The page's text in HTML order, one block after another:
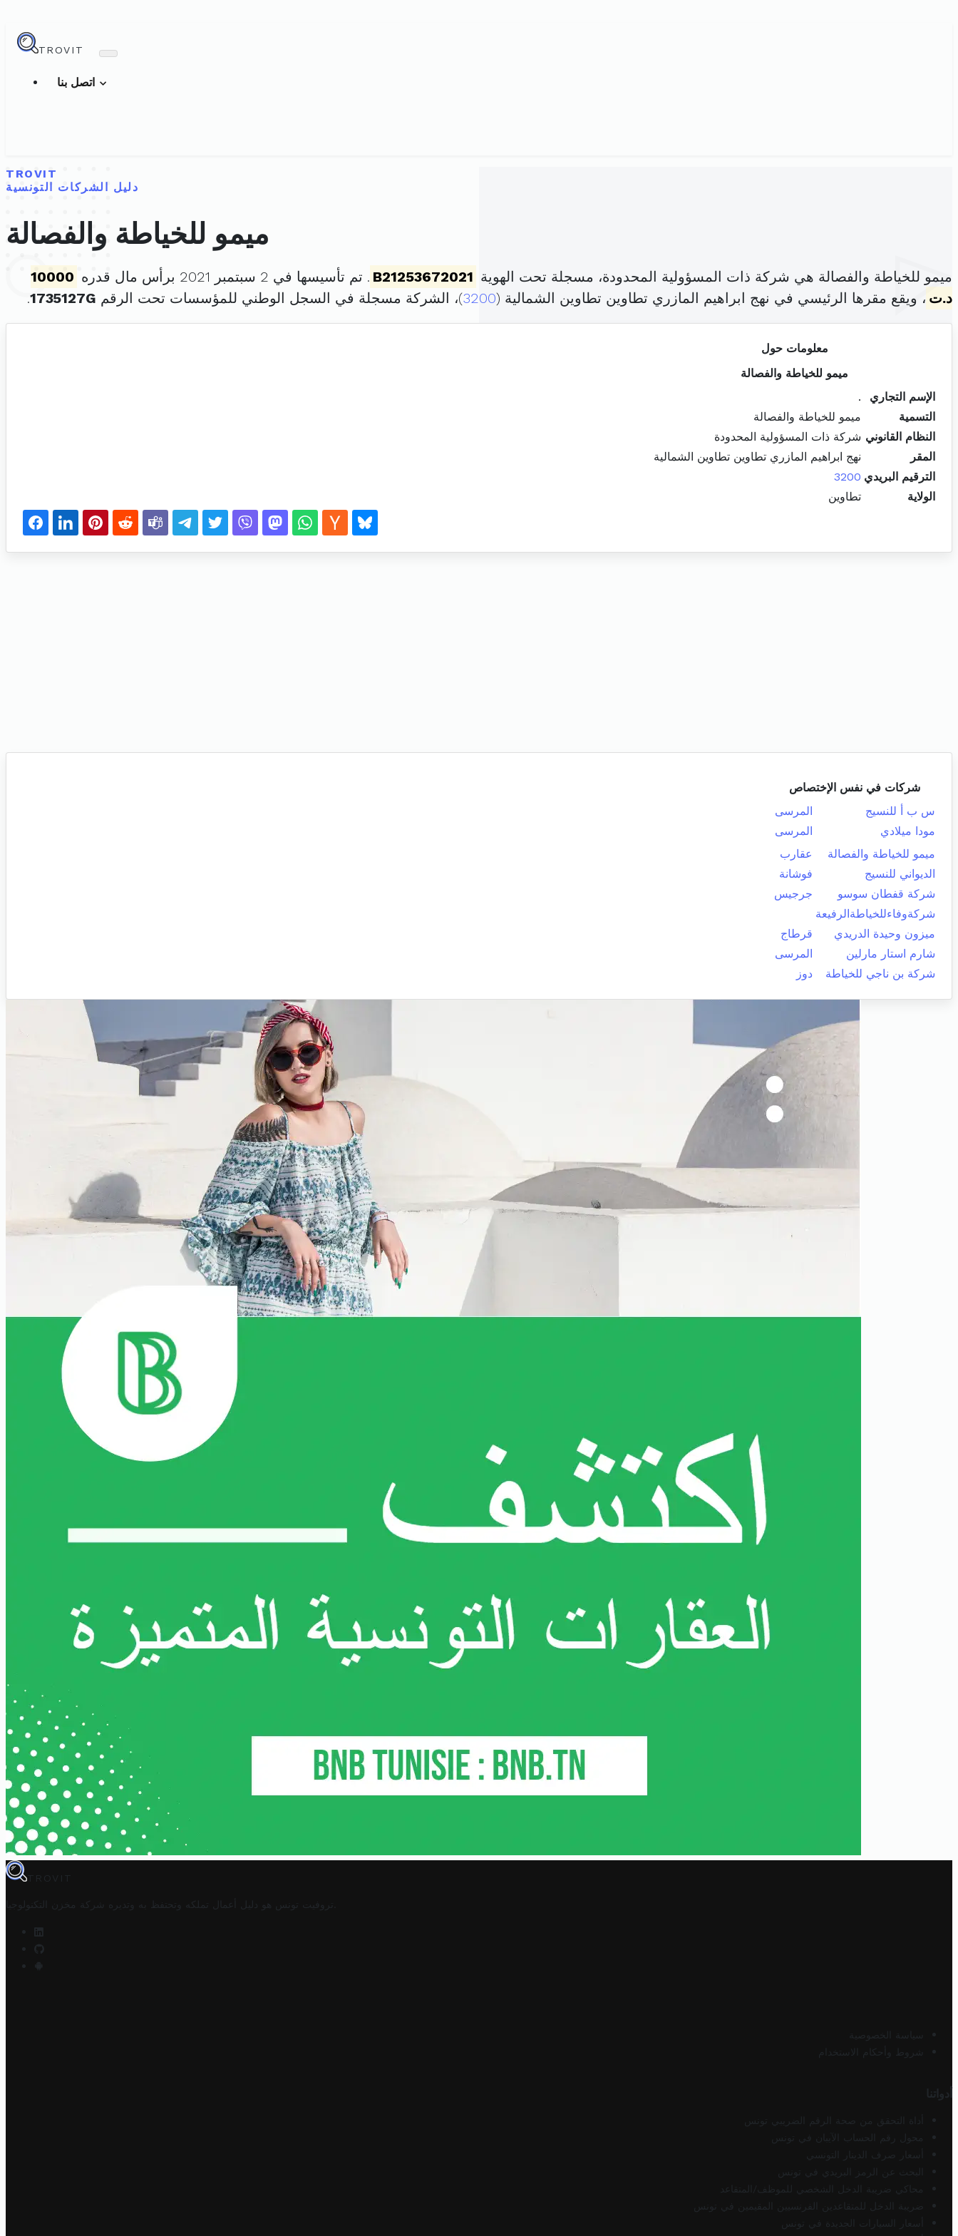
TROVIT
TROVIT
دليل الشركات التونسية
ميمو للخياطة والفصالة
ميمو للخياطة والفصالة هي شركة ذات المسؤولية المحدودة، مسجلة تحت الهوية B21253672021 . تم تأسيسها في 2 سبتمبر 2021 برأس مال قدره
10000
د.ت ، ويقع مقرها الرئيسي في نهج ابراهيم المازري تطاوين تطاوين الشمالية (3200)، الشركة مسجلة في السجل الوطني للمؤسسات تحت الرقم 1735127G
.
معلومات حول
ميمو للخياطة والفصالة
الإسم التجاري
.
التسمية
ميمو للخياطة والفصالة
النظام القانوني شركة ذات المسؤولية المحدودة
المقر
نهج ابراهيم المازري تطاوين تطاوين الشمالية
الترقيم البريدي 3200
الولاية
تطاوين
شركات في نفس الإختصاص
س ب أ للنسيج
المرسى
مودا ميلادي
المرسى
ميمو للخياطة والفصالة
عقارب
الديواني للنسيج
فوشانة
شركة قفطان سوسو
جرجيس
شركةوفاءللخياطةالرفيعة
ميزون وحيدة الدريدي
قرطاج
شارم استار مارلين
المرسى
شركة بن ناجي للخياطة
دوز
TROVIT
تروفيت تونس هو دليل أعمال تملكه وتحتفظ به وتديره شركة مخزن التكنولوجيا
سياسة الخصوصية
شروط وأحكام الاستخدام
أدواتنا
أداة التحقق من صحة الرقم الضريبي تونس
محول رقم الحساب الآيبان في تونس
أسعار صرف الدينار التونسي
البحث عن الرمز البريدي في تونس
محاكي ضريبة الدخل الشخصي للموظف/المتقاعد
ضريبة الدخل للمتقاعدين الفرنسيين المقيمين في تونس
أسعار السيارات الجديدة في تونس